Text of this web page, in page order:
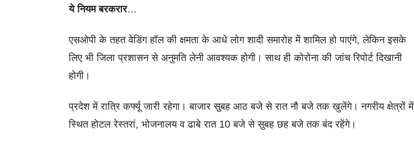
ये नियम बरकरार…
एसओपी के तहत वेडिंग हॉल की क्षमता के आधे लोग शादी समारोह में शामिल हो पाएंगे, लेकिन इसके
लिए भी जिला प्रशासन से अनुमति लेनी आवश्यक होगी। साथ ही कोरोना की जांच रिपोर्ट दिखानी
होगी।
प्रदेश में रात्रि कर्फ्यू जारी रहेगा। बाजार सुबह आठ बजे से रात नौ बजे तक खुलेंगे। नगरीय क्षेत्रों में
स्थित होटल रेस्तरां, भोजनालय व ढाबे रात 10 बजे से सुबह छह बजे तक बंद रहेंगे।